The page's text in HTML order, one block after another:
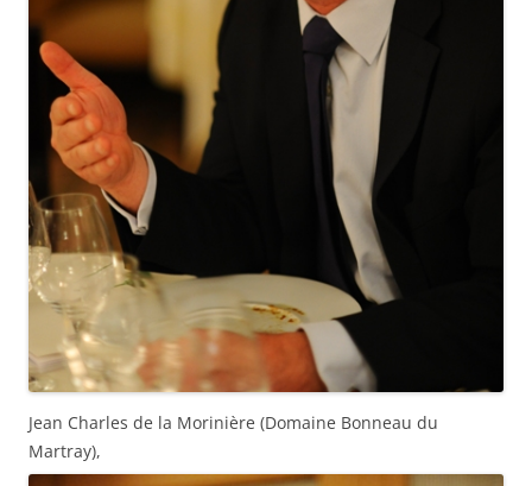
Jean Charles de la Morinière (Domaine Bonneau du
Martray),